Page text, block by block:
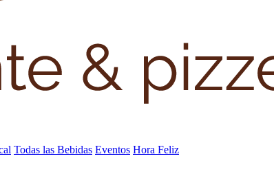
Todas las Bebidas Eventos Hora Feliz